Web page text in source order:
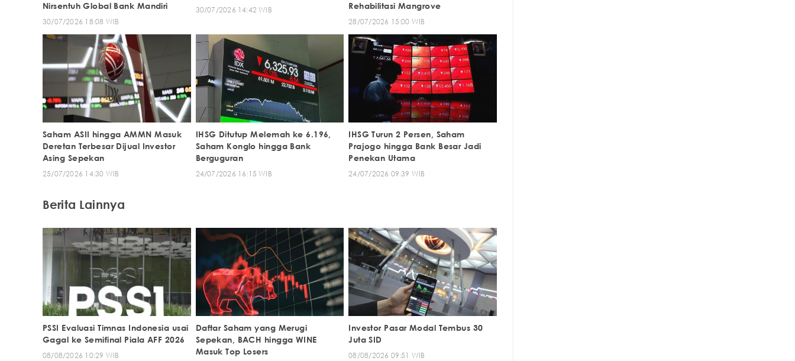
Nirsentuh Global Bank Mandiri
30/07/2026 18:08 WIB
30/07/2026 14:42 WIB
Rehabilitasi Mangrove
28/07/2026 15:00 WIB
Saham ASII hingga AMMN Masuk
Deretan Terbesar Dijual Investor
Asing Sepekan
25/07/2026 14:30 WIB
IHSG Ditutup Melemah ke 6.196,
Saham Konglo hingga Bank
Berguguran
24/07/2026 16:15 WIB
IHSG Turun 2 Persen, Saham
Prajogo hingga Bank Besar Jadi
Penekan Utama
24/07/2026 09:39 WIB
Berita Lainnya
PSSI Evaluasi Timnas Indonesia usai
Gagal ke Semifinal Piala AFF 2026
08/08/2026 10:29 WIB
Daftar Saham yang Merugi
Sepekan, BACH hingga WINE
Masuk Top Losers
Investor Pasar Modal Tembus 30
Juta SID
08/08/2026 09:51 WIB